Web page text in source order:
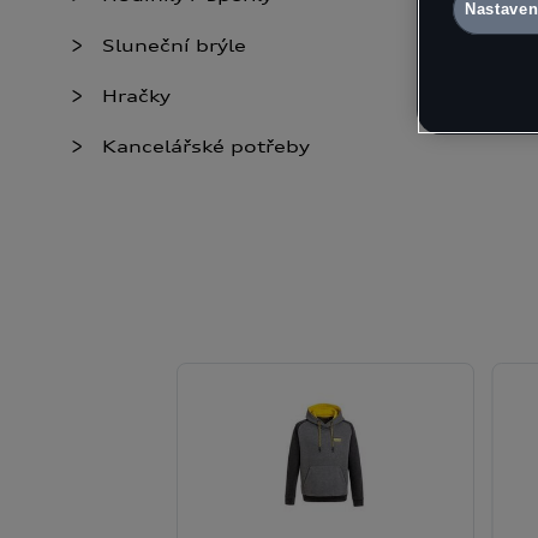
Sluneční brýle
Hračky
Kancelářské potřeby
naleznete